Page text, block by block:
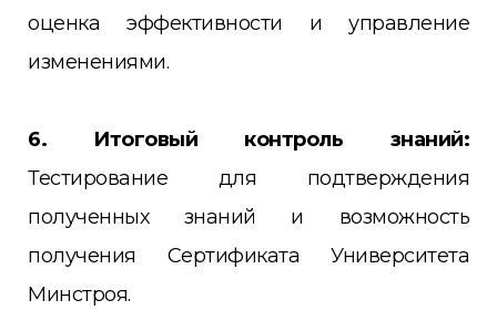
оценка эффективности и управление
изменениями.
6. Итоговый контроль знаний:
Тестирование для подтверждения
полученных знаний и возможность
получения Сертификата Университета
Минстроя.